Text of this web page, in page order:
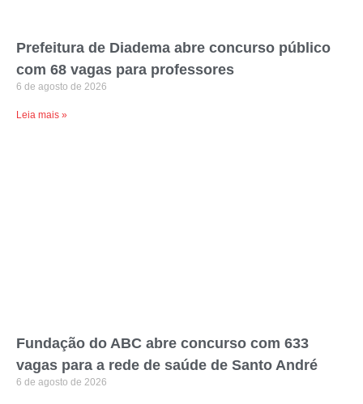
Prefeitura de Diadema abre concurso público
com 68 vagas para professores
6 de agosto de 2026
Leia mais »
Fundação do ABC abre concurso com 633
vagas para a rede de saúde de Santo André
6 de agosto de 2026